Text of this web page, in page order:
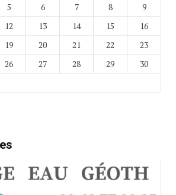
5 6 7 8
9
12 13 14 15
16
19 20 21 22
23
26 27 28 29
30